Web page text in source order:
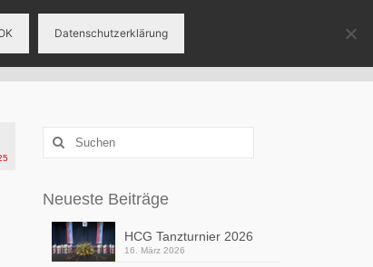
Tanzgruppen
Suchen
nach:
Neueste Beiträge
HCG Tanzturnier 2026
16. März 2026
Datenschutzerklärung